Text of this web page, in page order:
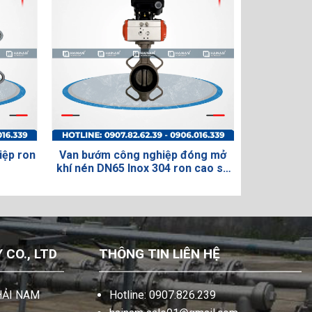
ron
Van bướm công nghiệp đóng mở
khí nén DN65 Inox 304 ron cao su
CO., LTD
NAM
THÔNG TIN LIÊN HỆ
Hotline: 0907.826.239